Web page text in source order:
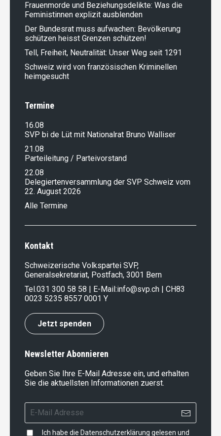
Frauenmorde und Beziehungsdelikte: Was die
Feministinnen explizit ausblenden
Der Bundesrat muss aufwachen: Bevölkerung
schützen heisst Grenzen schützen!
Tell, Freiheit, Neutralität: Unser Weg seit 1291
Schweiz wird von französischen Kriminellen
heimgesucht
Termine
16.08
SVP bi de Lüt mit Nationalrat Bruno Walliser
21.08
Parteileitung / Parteivorstand
22.08
Delegiertenversammlung der SVP Schweiz vom
22. August 2026
Alle Termine
Kontakt
Schweizerische Volkspartei SVP,
Generalsekretariat, Postfach, 3001 Bern
Tel.031 300 58 58 | E-Mail:info@svp.ch | CH83
0023 5235 8557 0001 Y
Jetzt spenden
Newsletter Abonnieren
Geben Sie Ihre E-Mail Adresse ein, und erhalten
Sie die aktuellsten Informationen zuerst.
Ich habe die Datenschutzerklärung gelesen und